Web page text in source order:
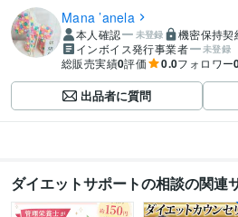
Mana ’anela
本人確認 未登録 機密保持契
インボイス発行事業者 未登録
総販売実績0評価 0.0フォロワー
出品者に質問
ダイエットサポートの相談の関連